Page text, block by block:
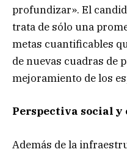
profundizar». El
trata de sólo una
metas cuantificables
de nuevas cuadras de
mejoramiento de los
Perspectiva social
Además de la